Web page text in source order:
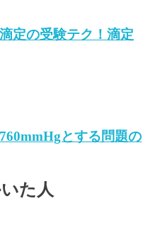
定の受験テク！滴定
とする問題の
た人